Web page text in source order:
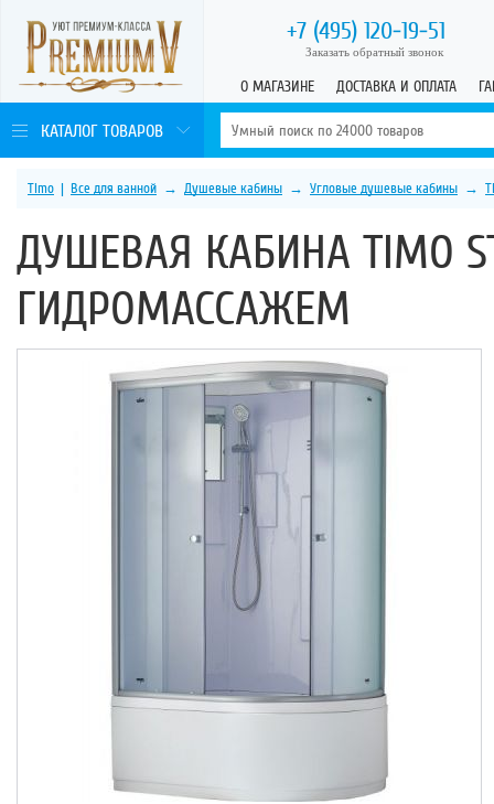
+7 (495) 120-19-51
Заказать обратный звонок
О МАГАЗИНЕ ДОСТАВКА И ОПЛАТА
КАТАЛОГ ТОВАРОВ
Timo | Все для ванной → Душевые кабины → Угловые душевые кабины →
ДУШЕВАЯ КАБИНА TIMO
ГИДРОМАССАЖЕМ